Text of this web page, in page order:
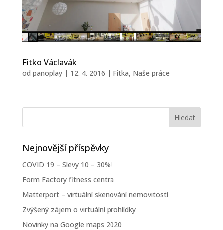
Fitko Václavák
od panoplay| 12. 4. 2016 | Fitka, Naše práce
Nejnovější příspěvky
COVID 19 – Slevy 10 – 30%!
Form Factory fitness centra
Matterport – virtuální skenování nemovitostí
Zvýšený zájem o virtuální prohlídky
Novinky na Google maps 2020